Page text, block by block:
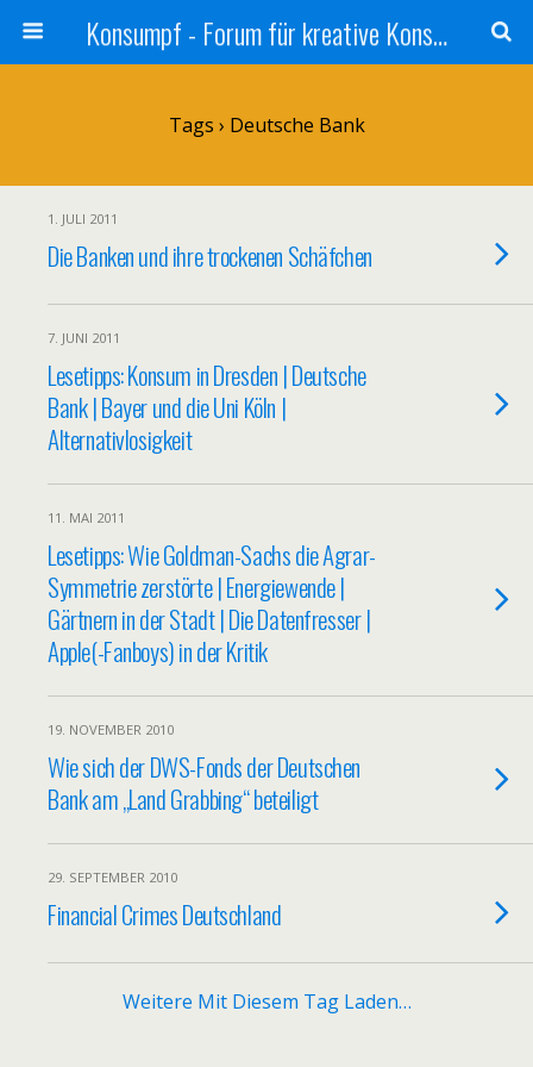
Konsumpf - Forum für kreative Konsumkritik - Culture Jamming, Nachhaltigkeit, Konzernkritik, Adbusting
Tags › Deutsche Bank
1. JULI 2011
Die Banken und ihre trockenen Schäfchen
7. JUNI 2011
Lesetipps: Konsum in Dresden | Deutsche
Bank | Bayer und die Uni Köln |
Alternativlosigkeit
11. MAI 2011
Lesetipps: Wie Goldman-Sachs die Agrar-
Symmetrie zerstörte | Energiewende |
Gärtnern in der Stadt | Die Datenfresser |
Apple(-Fanboys) in der Kritik
19. NOVEMBER 2010
Wie sich der DWS-Fonds der Deutschen
Bank am „Land Grabbing“ beteiligt
29. SEPTEMBER 2010
Financial Crimes Deutschland
Weitere Mit Diesem Tag Laden…